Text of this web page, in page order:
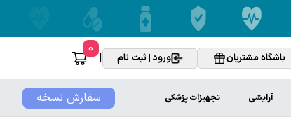
باشگاه مشتریان ورود | ثبت نام |
0
سفارش نسخه آرایشی تجهیزات پزشکی